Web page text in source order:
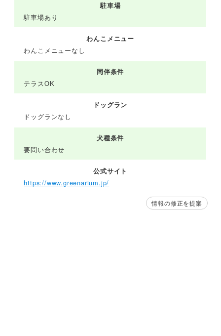
駐車場
駐車場あり
わんこメニュー
わんこメニューなし
同伴条件
テラスOK
ドッグラン
ドッグランなし
犬種条件
要問い合わせ
公式サイト
https://www.greenarium.jp/
情報の修正を提案